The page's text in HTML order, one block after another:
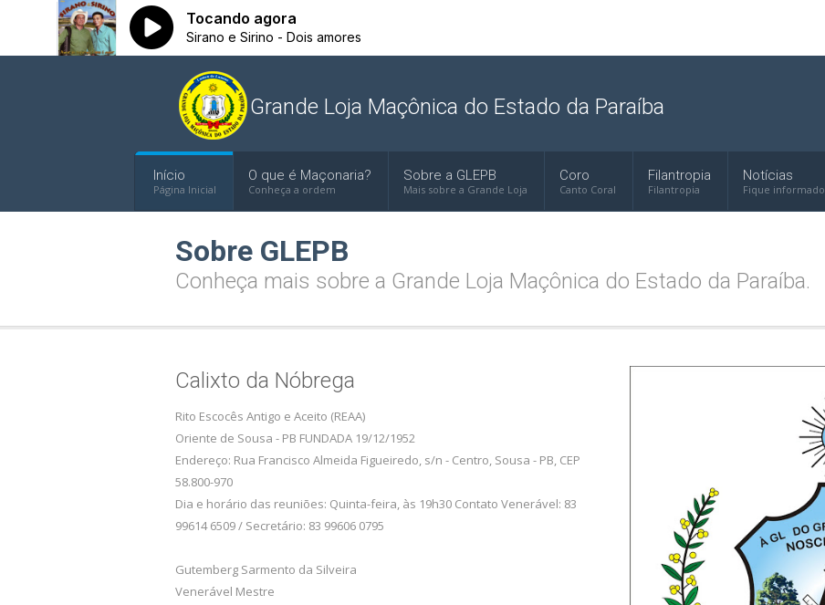
Grande Loja Maçônica do Estado da Paraíba
Início
Página Inicial
O que é Maçonaria?
Conheça a ordem
Sobre a GLEPB
Mais sobre a Grande Loja
Coro
Canto Coral
Filantropia
Filantropia
Notícias
Fique informado
Sobre GLEPB
Conheça mais sobre a Grande Loja Maçônica do Estado da Paraíba.
Calixto da Nóbrega
Rito Escocês Antigo e Aceito (REAA)
Oriente de Sousa - PB FUNDADA 19/12/1952
Endereço: Rua Francisco Almeida Figueiredo, s/n - Centro, Sousa - PB, CEP
58.800-970
Dia e horário das reuniões: Quinta-feira, às 19h30 Contato Venerável: 83
99614 6509 / Secretário: 83 99606 0795
Gutemberg Sarmento da Silveira
Venerável Mestre